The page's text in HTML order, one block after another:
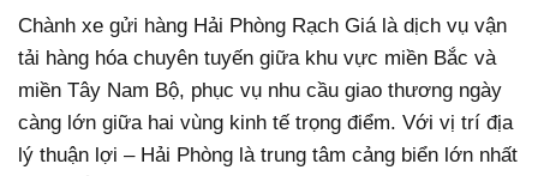
Chành xe gửi hàng Hải Phòng Rạch Giá là dịch vụ vận
tải hàng hóa chuyên tuyến giữa khu vực miền Bắc và
miền Tây Nam Bộ, phục vụ nhu cầu giao thương ngày
càng lớn giữa hai vùng kinh tế trọng điểm. Với vị trí địa
lý thuận lợi – Hải Phòng là trung tâm cảng biển lớn nhất